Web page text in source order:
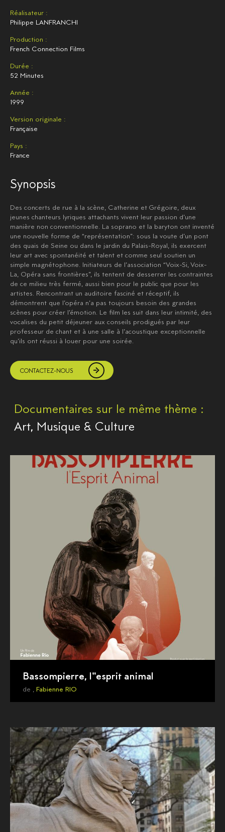
Réalisateur :
Philippe LANFRANCHI
Production :
French Connection Films
Durée :
52 Minutes
Année :
1999
Version originale :
Française
Pays :
France
Synopsis
Des concerts de rue à la scène, Catherine et Grégoire, deux
jeunes chanteurs lyriques attachants vivent leur passion d’une
manière non conventionnelle. La soprano et la baryton ont inventé
une nouvelle forme de “représentation”: sous la voute d’un pont
des quais de Seine ou dans le jardin du Palais-Royal, ils exercent
leur art avec spontanéité et talent et comme seul soutien un
simple magnétophone. Initiateurs de l’association “Voix-Si, Voix-
La, Opéra sans frontières”, ils tentent de desserrer les contraintes
de ce milieu très fermé, aussi bien pour le public que pour les
artistes. Rencontrant un auditoire fasciné et réceptif, ils
démontrent que l’opéra n’a pas toujours besoin des grandes
scènes pour créer l’émotion. Le film les suit dans leur intimité, des
vocalises du petit déjeuner aux conseils prodigués par leur
professeur de chant et à une salle à l’acoustique exceptionnelle
qu’ils ont réussi à louer pour une soirée.
CONTACTEZ-NOUS
Documentaires sur le même thème :
Art, Musique & Culture
Bassompierre, l"esprit animal
de , Fabienne RIO